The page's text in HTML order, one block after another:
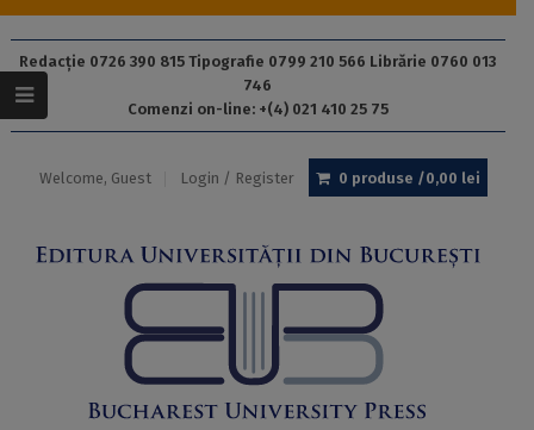
Redacție 0726 390 815 Tipografie 0799 210 566 Librărie 0760 013
746
Comenzi on-line: +(4) 021 410 25 75
Welcome, Guest Login / Register 0 produse /0,00 lei